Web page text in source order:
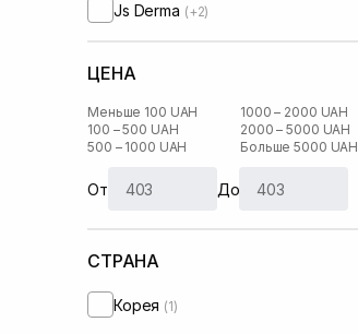
Js Derma (+2)
ЦЕНА
Меньше 100 UAH
100 – 500 UAH
500 – 1000 UAH
1000 – 2000 UAH
2000 – 5000 UAH
Больше 5000 UAH
От До
СТРАНА
Корея (1)